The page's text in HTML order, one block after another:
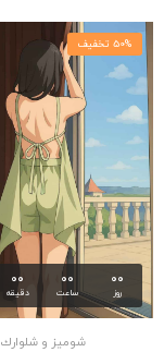
00
روز
00
ساعت
00
دقیقه
50% تخفیف
شوميز و شلوارك